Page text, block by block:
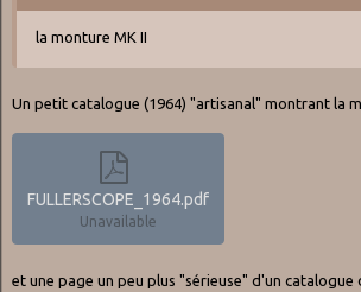
la monture MK II
Un petit catalogue (1964) "artisanal" montrant la
FULLERSCOPE_1964.pdf
Unavailable
et une page un peu plus "sérieuse" d'un catalogue